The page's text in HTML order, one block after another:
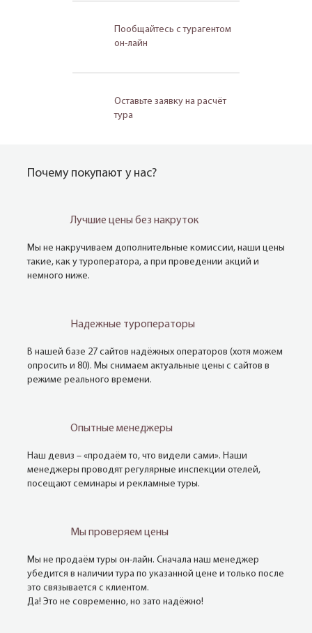
Пообщайтесь с турагентом
он-лайн
Оставьте заявку на расчёт
тура
Почему покупают у нас?
Лучшие цены без накруток
Мы не накручиваем дополнительные комиссии, наши цены
такие, как у туроператора, а при проведении акций и
немного ниже.
Надежные туроператоры
В нашей базе 27 сайтов надёжных операторов (хотя можем
опросить и 80). Мы снимаем актуальные цены с сайтов в
режиме реального времени.
Опытные менеджеры
Наш девиз – «продаём то, что видели сами». Наши
менеджеры проводят регулярные инспекции отелей,
посещают семинары и рекламные туры.
Мы проверяем цены
Мы не продаём туры он-лайн. Сначала наш менеджер
убедится в наличии тура по указанной цене и только после
это связывается с клиентом.
Да! Это не современно, но зато надёжно!